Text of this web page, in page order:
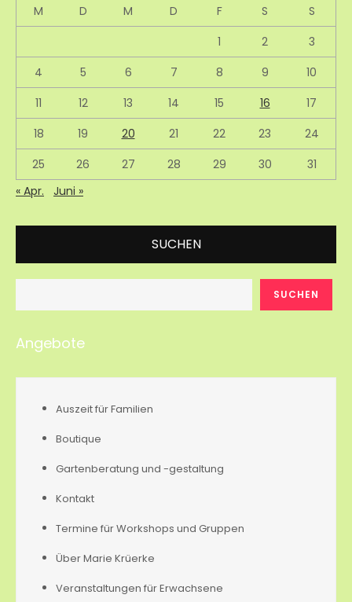
M D M D F S
S
1
2
3
4
5 6 7 8 9
10
11
12 13 14 15 16
17
18
19 20 21 22 23
24
25
26 27 28 29 30
31
« Apr.
Juni »
SUCHEN
SUCHEN
Angebote
Auszeit für Familien
Boutique
Gartenberatung und -gestaltung
Kontakt
Termine für Workshops und Gruppen
Über Marie Krüerke
Veranstaltungen für Erwachsene